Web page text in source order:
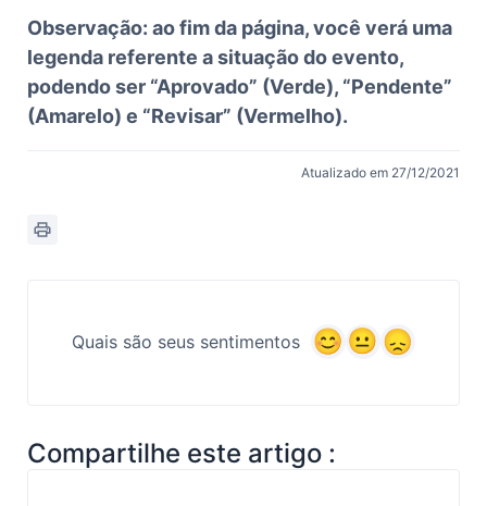
Observação: ao fim da página, você verá uma
legenda referente a situação do evento,
podendo ser “Aprovado” (Verde), “Pendente”
(Amarelo) e “Revisar” (Vermelho).
Atualizado em 27/12/2021
Quais são seus sentimentos
Compartilhe este artigo :